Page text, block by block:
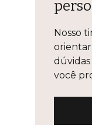
Nosso
orientar
você